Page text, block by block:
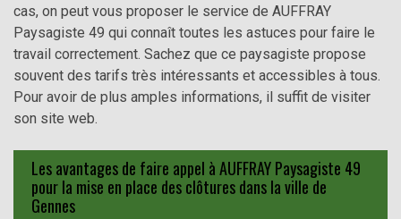
cas, on peut vous proposer le service de AUFFRAY
Paysagiste 49 qui connaît toutes les astuces pour faire le
travail correctement. Sachez que ce paysagiste propose
souvent des tarifs très intéressants et accessibles à tous.
Pour avoir de plus amples informations, il suffit de visiter
son site web.
Les avantages de faire appel à AUFFRAY Paysagiste 49
pour la mise en place des clôtures dans la ville de
Gennes